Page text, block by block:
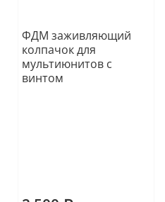
ФДМ заживляющий
колпачок для
мультиюнитов с
винтом